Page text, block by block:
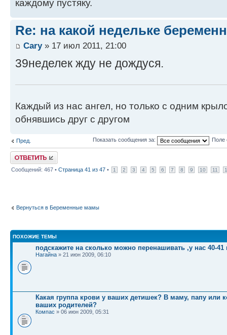
каждому пустяку.
Re: на какой недельке
Cary» 17 июл 2011, 21:00
39неделек жду не дождуся.
Каждый из нас ангел, но только с одним
обнявшись друг с другом
Пред. Показать сообщения за: Поле
Ответить
Сообщений: 467 • Страница 41 из 47 • 1 2 3 4 5 6 7 8 9 10 11
Вернуться в Беременные мамы
ПОХОЖИЕ ТЕМЫ
подскажите на сколько можно перенашивать ,у нас 40-41
Нагайна » 21 июн 2009, 06:10
Какая группа крови у ваших детишек? В маму, папу или
ваших родителей?
Компас » 06 июн 2009, 05:31